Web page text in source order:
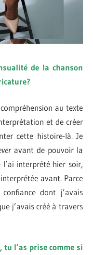
de la chanson
au texte
et de créer
cette histoire-là. Je
avant de pouvoir la
interprété hier soir,
avant. Parce
dont j’avais
j’avais créé à travers
l’as prise comme si